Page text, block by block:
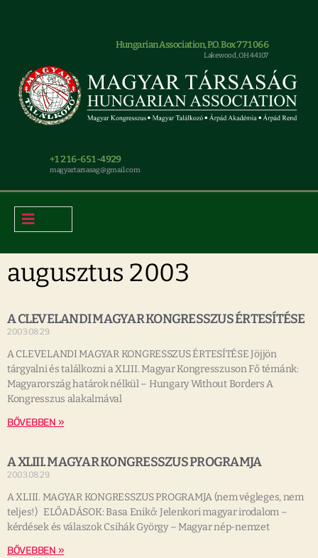
Hungarian Association, P.O. Box 771066
Lakewood, OH 44107
+1 216-651-4929
magyar.tarsasag@gmail.com
augusztus 2003
A CLEVELANDI MAGYAR KONGRESSZUS ÉRTESÍTÉSE
2003.08.29.
A CLEVELANDI MAGYAR KONGRESSZUS ÉRTESÍTÉSE Jöjjön
tárgyalni és találkozni a XLIII. Magyar Kongresszuson Fő témánk:
Magyarország határok nélkül – Hungary Without Borders A
Kongresszus alakalmával
BŐVEBBEN »
A XLIII. MAGYAR KONGRESSZUS PROGRAMJA
2003.08.29.
A XLIII. MAGYAR KONGRESSZUS PROGRAMJA (nem végleges, nem
teljes!) ELŐADÁSOK: Basa Enikő: Jelenkori magyar irodalom –
kérdések és válaszok Csihák György – Magyar nép-nemzet
BŐVEBBEN »